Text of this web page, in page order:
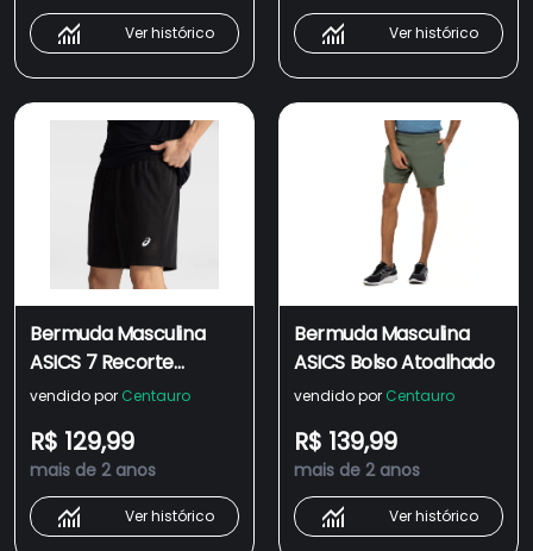
Ver histórico Ver histórico
Bermuda Masculina
ASICS 7 Recorte
Respirável Lase
vendido por Centauro
R$ 129,99
mais de 2 anos
Ver histórico
Bermuda Masculina
ASICS Bolso Atoalhado
vendido por Centauro
R$ 139,99
mais de 2 anos
Ver histórico